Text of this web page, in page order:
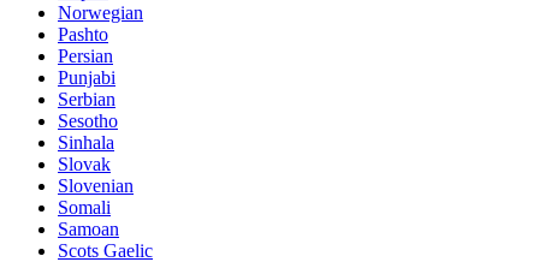
Norwegian
Pashto
Persian
Punjabi
Serbian
Sesotho
Sinhala
Slovak
Slovenian
Somali
Samoan
Scots Gaelic